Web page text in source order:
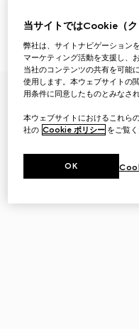
リング
（税込）
当サイトではCookie（
弊社は、サイトナビゲーション
マーケティング活動を支援し、
当社のコンテンツの共有を可
使用します。本ウェブサイトの
用条件に同意したものとみなされ
本ウェブサイトにおけるこれら
社の Cookie ポリシー をご覧く
OK